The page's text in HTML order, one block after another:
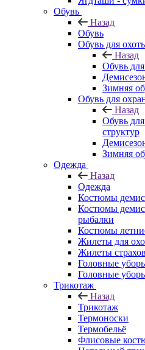
Обувь
Назад
Обувь
Обувь для
Назад
Обувь
Зимняя
Обувь для
Назад
Обувь
структур
Зимняя
Одежда
Назад
Одежда
Костюмы
Костюмы
рыбалки
Костюмы
Жилеты для
Жилеты
Головные
Головные
Трикотаж
Назад
Трикотаж
Термоноски
Термобельё
Флисовые